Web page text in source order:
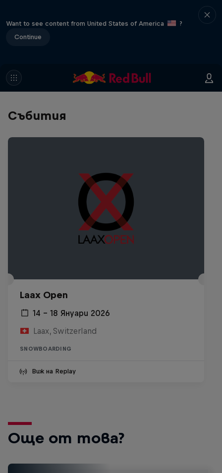
Want to see content from United States of America
?
Continue
Събития
Laax Open
14 – 18 Януари 2026
Laax, Switzerland
SNOWBOARDING
Виж на Replay
Още от това?